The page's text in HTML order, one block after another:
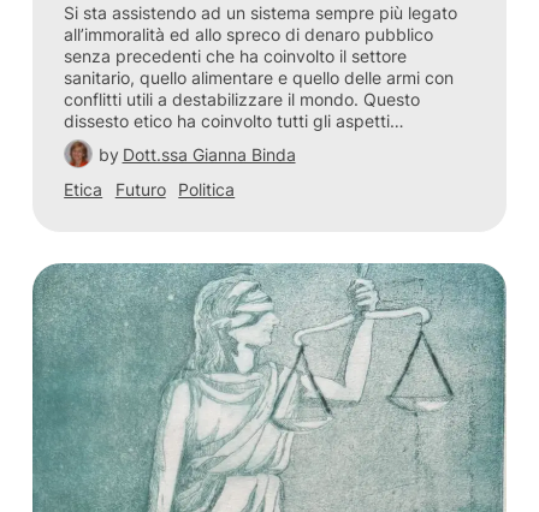
Si sta assistendo ad un sistema sempre più legato
all’immoralità ed allo spreco di denaro pubblico
senza precedenti che ha coinvolto il settore
sanitario, quello alimentare e quello delle armi con
conflitti utili a destabilizzare il mondo. Questo
dissesto etico ha coinvolto tutti gli aspetti…
by Dott.ssa Gianna Binda
Etica
Futuro Politica